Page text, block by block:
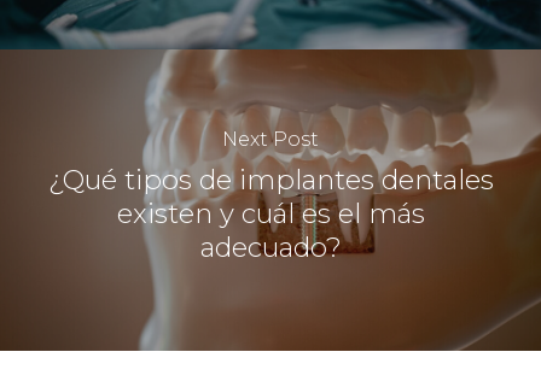
Next Post
¿Qué tipos de implantes dentales
existen y cuál es el más
adecuado?